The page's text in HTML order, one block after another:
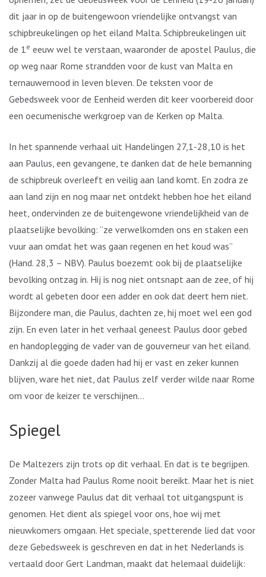
dit jaar in op de buitengewoon vriendelijke ontvangst van
schipbreukelingen op het eiland Malta. Schipbreukelingen uit
de 1e eeuw wel te verstaan, waaronder de apostel Paulus, die
op weg naar Rome strandden voor de kust van Malta en
ternauwernood in leven bleven. De teksten voor de
Gebedsweek voor de Eenheid werden dit keer voorbereid door
een oecumenische werkgroep van de Kerken op Malta.
In het spannende verhaal uit Handelingen 27,1-28,10 is het
aan Paulus, een gevangene, te danken dat de hele bemanning
de schipbreuk overleeft en veilig aan land komt. En zodra ze
aan land zijn en nog maar net ontdekt hebben hoe het eiland
heet, ondervinden ze de buitengewone vriendelijkheid van de
plaatselijke bevolking: “ze verwelkomden ons en staken een
vuur aan omdat het was gaan regenen en het koud was”
(Hand. 28,3 – NBV). Paulus boezemt ook bij de plaatselijke
bevolking ontzag in. Hij is nog niet ontsnapt aan de zee, of hij
wordt al gebeten door een adder en ook dat deert hem niet.
Bijzondere man, die Paulus, dachten ze, hij moet wel een god
zijn. En even later in het verhaal geneest Paulus door gebed
en handoplegging de vader van de gouverneur van het eiland.
Dankzij al die goede daden had hij er vast en zeker kunnen
blijven, ware het niet, dat Paulus zelf verder wilde naar Rome
om voor de keizer te verschijnen…
Spiegel
De Maltezers zijn trots op dit verhaal. En dat is te begrijpen.
Zonder Malta had Paulus Rome nooit bereikt. Maar het is niet
zozeer vanwege Paulus dat dit verhaal tot uitgangspunt is
genomen. Het dient als spiegel voor ons, hoe wij met
nieuwkomers omgaan. Het speciale, spetterende lied dat voor
deze Gebedsweek is geschreven en dat in het Nederlands is
vertaald door Gert Landman, maakt dat helemaal duidelijk: